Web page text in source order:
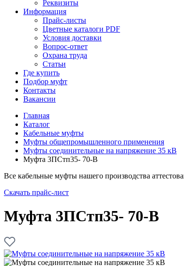
Реквизиты
Информация
Прайс-листы
Цветные каталоги PDF
Условия доставки
Вопрос-ответ
Охрана труда
Статьи
Где купить
Подбор муфт
Контакты
Вакансии
Главная
Каталог
Кабельные муфты
Муфты общепромышленного применения
Муфты соединительные на напряжение 35 кВ
Муфта 3ПСтп35- 70-В
Все кабельные муфты нашего производства
Скачать прайс-лист
Муфта 3ПСтп35- 70-В